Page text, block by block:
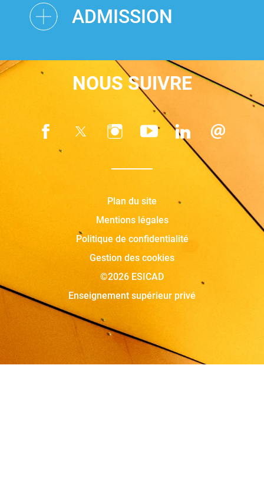
ADMISSION
NOUS SUIVRE
Plan du site
Mentions légales
Politique de confidentialité
Gestion des cookies
©2026 ESICAD
Enseignement supérieur privé